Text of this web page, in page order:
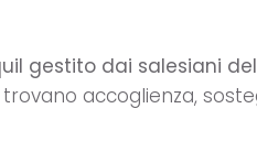
gestito dai salesiani
accoglienza,